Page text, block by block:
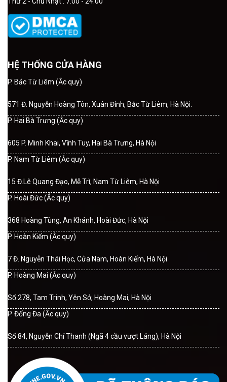
HỆ THỐNG CỬA HÀNG
P. Bắc Từ Liêm (Ắc quy)
571 Đ. Nguyễn Hoàng Tôn, Xuân Đỉnh, Bắc Từ Liêm, Hà Nội.
P. Hai Bà Trưng (Ắc quy)
605 P. Minh Khai, Vĩnh Tuy, Hai Bà Trưng, Hà Nội
P. Nam Từ Liêm (Ắc quy)
15 Đ.Lê Quang Đạo, Mễ Trì, Nam Từ Liêm, Hà Nội
P. Hoài Đức (Ắc quy)
368 Hoàng Tùng, An Khánh, Hoài Đức, Hà Nội
P. Hoàn Kiếm (Ắc quy)
7 Đ. Nguyễn Thái Học, Cửa Nam, Hoàn Kiếm, Hà Nội
P. Hoàng Mai (Ắc quy)
Số 278, Tam Trinh, Yên Sở, Hoàng Mai, Hà Nội
P. Đống Đa (Ắc quy)
Số 84, Nguyễn Chí Thanh (Ngã 4 cầu vượt Láng), Hà Nội